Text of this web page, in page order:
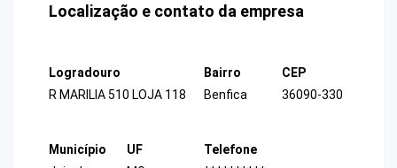
Localização e contato da empresa
Logradouro
R MARILIA 510 LOJA 118
Bairro
Benfica
CEP
36090-330
Município
UF
Telefone